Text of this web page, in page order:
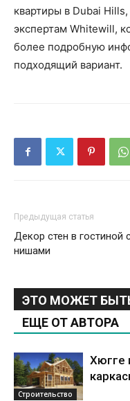
квартиры в Dubai
экспертам Whitewill,
более подробную
подходящий вариант.
Предыдущая статья
Декор стен в гостиной
нишами
ЭТО МОЖЕТ
ЕЩЕ ОТ АВТОРА
Строительство
Хюгге